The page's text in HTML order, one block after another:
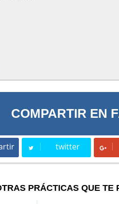
COMPARTIR EN
twitter
Tweet
PRÁCTICAS QUE TE